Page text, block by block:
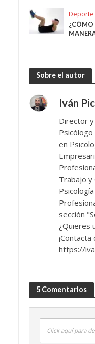
Deporte
¿CÓMO
Sobre el autor
Iván
Director
en
Trabajo y
sección
¿Quieres
https://
5 Comentarios
Click aquí para